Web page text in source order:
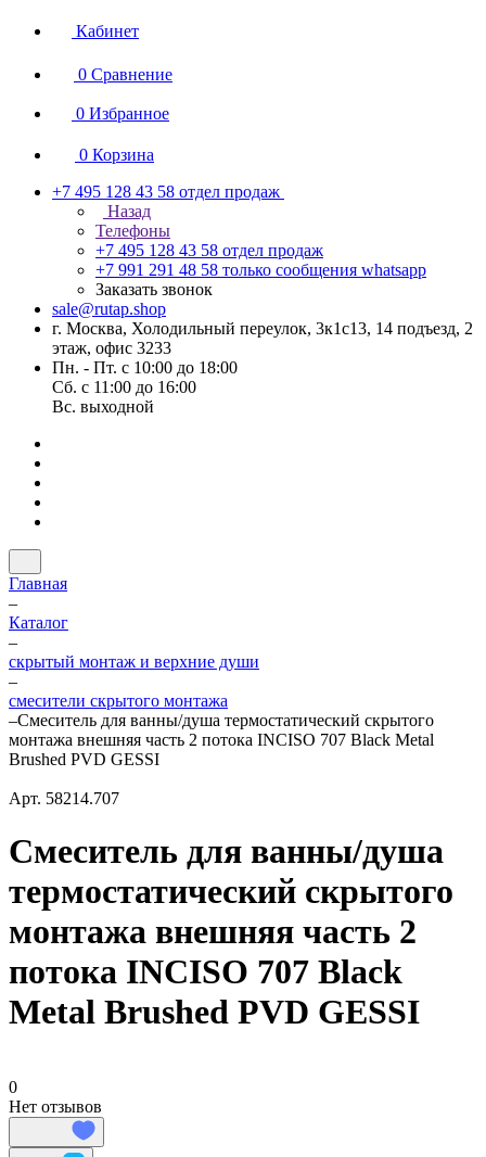
Кабинет
0 Сравнение
0 Избранное
0 Корзина
+7 495 128 43 58 отдел продаж
Назад
Телефоны
+7 495 128 43 58 отдел продаж
+7 991 291 48 58 только сообщения whatsapp
Заказать звонок
sale@rutap.shop
г. Москва, Холодильный переулок, 3к1с13, 14 подъезд, 2
этаж, офис 3233
Пн. - Пт. с 10:00 до 18:00
Сб. с 11:00 до 16:00
Вс. выходной
Главная
–
Каталог
–
скрытый монтаж и верхние души
–
смесители скрытого монтажа
–Смеситель для ванны/душа термостатический скрытого
монтажа внешняя часть 2 потока INCISO 707 Black Metal
Brushed PVD GESSI
Арт. 58214.707
Смеситель для ванны/душа
термостатический скрытого
монтажа внешняя часть 2
потока INCISO 707 Black
Metal Brushed PVD GESSI
0
Нет отзывов